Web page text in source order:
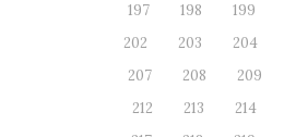
197
198 199
202
203 204
207
208 209
212
213 214